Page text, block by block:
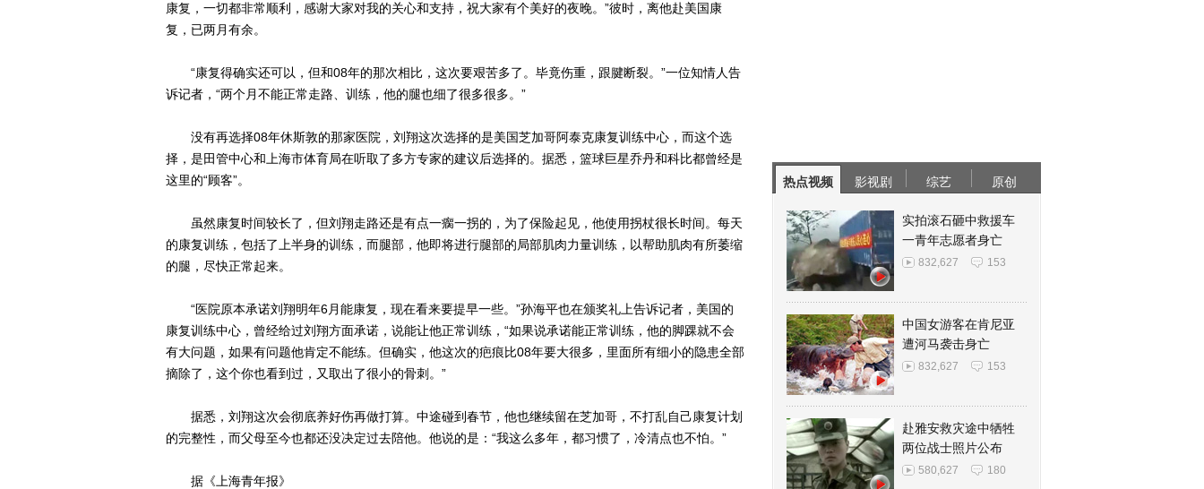
康复，一切都非常顺利，感谢大家对我的关心和支持，祝大家有个美好的夜晚。”彼时，离他赴美国康
复，已两月有余。
“康复得确实还可以，但和08年的那次相比，这次要艰苦多了。毕竟伤重，跟腱断裂。”一位知情人告
诉记者，“两个月不能正常走路、训练，他的腿也细了很多很多。”
没有再选择08年休斯敦的那家医院，刘翔这次选择的是美国芝加哥阿泰克康复训练中心，而这个选
择，是田管中心和上海市体育局在听取了多方专家的建议后选择的。据悉，篮球巨星乔丹和科比都曾经是
这里的“顾客”。
虽然康复时间较长了，但刘翔走路还是有点一瘸一拐的，为了保险起见，他使用拐杖很长时间。每天
的康复训练，包括了上半身的训练，而腿部，他即将进行腿部的局部肌肉力量训练，以帮助肌肉有所萎缩
的腿，尽快正常起来。
“医院原本承诺刘翔明年6月能康复，现在看来要提早一些。”孙海平也在颁奖礼上告诉记者，美国的
康复训练中心，曾经给过刘翔方面承诺，说能让他正常训练，“如果说承诺能正常训练，他的脚踝就不会
有大问题，如果有问题他肯定不能练。但确实，他这次的疤痕比08年要大很多，里面所有细小的隐患全部
摘除了，这个你也看到过，又取出了很小的骨刺。”
据悉，刘翔这次会彻底养好伤再做打算。中途碰到春节，他也继续留在芝加哥，不打乱自己康复计划
的完整性，而父母至今也都还没决定过去陪他。他说的是：“我这么多年，都习惯了，冷清点也不怕。”
据《上海青年报》
热点视频 影视剧 综艺 原创
实拍滚石砸中救援车
一青年志愿者身亡
832,627 153
中国女游客在肯尼亚
遭河马袭击身亡
832,627 153
赴雅安救灾途中牺牲
两位战士照片公布
580,627 180